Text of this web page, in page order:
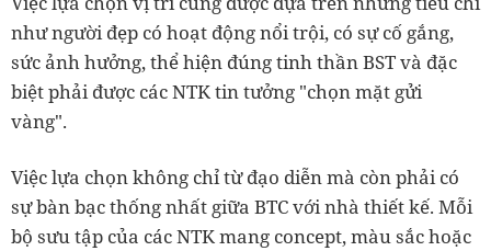
như người đẹp có hoạt động nổi trội, có sự cố gắng,
sức ảnh hưởng, thể hiện đúng tinh thần BST và đặc
biệt phải được các NTK tin tưởng "chọn mặt gửi
vàng".
Việc lựa chọn không chỉ từ đạo diễn mà còn phải có
sự bàn bạc thống nhất giữa BTC với nhà thiết kế. Mỗi
bộ sưu tập của các NTK mang concept, màu sắc hoặc